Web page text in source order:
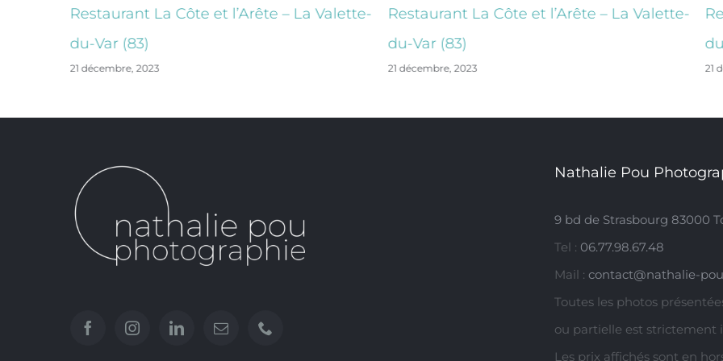
Restaurant La Côte et l’Arête – La Valette-
du-Var (83)
21 décembre, 2023
Restaurant La Côte et l’Arête – La Valette-
du-Var (83)
21 décembre, 2023 21
Nathalie Pou
9 bd de Strasbourg 83000
Tel : 06.77.98.67.48
Mail : contact@nathalie-
Toutes les photos
ou partielle est strictement
Les prix affichés sont en